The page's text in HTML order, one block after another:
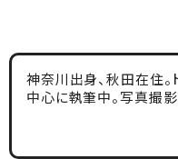
神奈川出身、秋田在住。
中心に執筆中。写真撮影